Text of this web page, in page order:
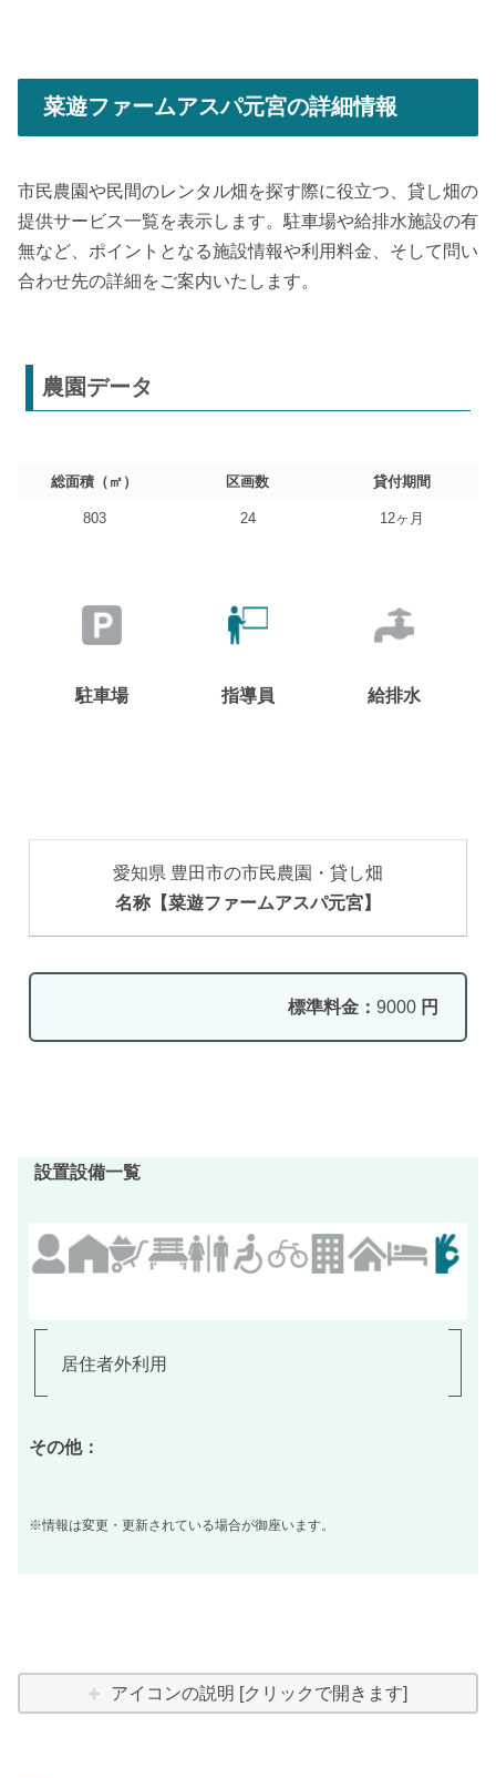
菜遊ファームアスパ元宮の詳細情報
市民農園や民間のレンタル畑を探す際に役立つ、貸し畑の
提供サービス一覧を表示します。駐車場や給排水施設の有
無など、ポイントとなる施設情報や利用料金、そして問い
合わせ先の詳細をご案内いたします。
農園データ
総面積（㎡） 区画数 貸付期間
803 24 12ヶ月
駐車場 指導員 給排水
愛知県 豊田市の市民農園・貸し畑
名称【菜遊ファームアスパ元宮】
標準料金： 9000 円
設置設備一覧
居住者外利用
その他：
※情報は変更・更新されている場合が御座います。
アイコンの説明 [クリックで開きます]